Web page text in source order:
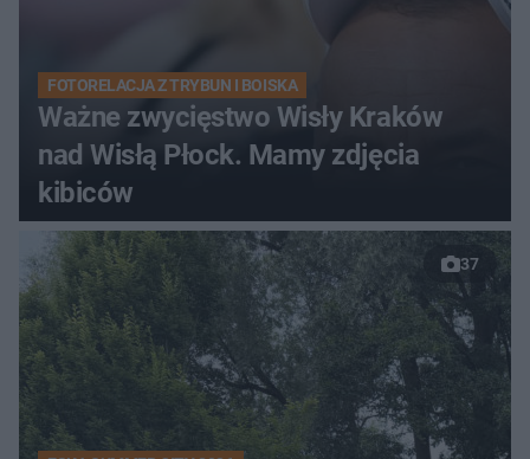
FOTORELACJA Z TRYBUN I BOISKA
Ważne zwycięstwo Wisły Kraków
nad Wisłą Płock. Mamy zdjęcia
kibiców
37